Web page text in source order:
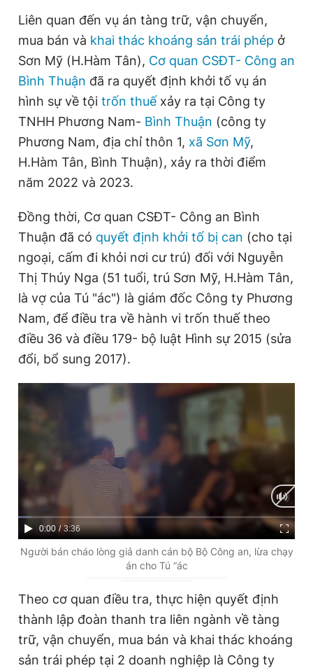
Tiện ích Bạn cần biết
Thông tin tòa soạn Liên hệ quảng cáo
Đọc Thanh Niên trên điện thoại
Theo dõi báo trên
Hotline
0906 645 777
Liên hệ quảng cáo
0908 780 404
RSS Chính sách bảo
Phó tổng biên tập thường trực: Hải Thành
Phó tổng biên tập: Lâm Hiếu Dũng
Phó tổng biên tập: Trần Việt Hưng
Giấy phép xuất bản số 110/GP - BTTTT cấp ngày 24.3.2020
© 2003-2026 Bản quyền thuộc về Báo Thanh Niên. Cấm sao
chép dưới mọi hình thức nếu không có sự chấp thuận bằng văn
bản. Phát triển bởi ePi Technologies, JSC.
Liên quan đến vụ án tàng trữ, vận chuyển,
mua bán và khai thác khoáng sản trái phép ở
Sơn Mỹ (H.Hàm Tân), Cơ quan CSĐT- Công an
Bình Thuận đã ra quyết định khởi tố vụ án
hình sự về tội trốn thuế xảy ra tại Công ty
TNHH Phương Nam- Bình Thuận (công ty
Phương Nam, địa chỉ thôn 1, xã Sơn Mỹ,
H.Hàm Tân, Bình Thuận), xảy ra thời điểm
năm 2022 và 2023.
Đồng thời, Cơ quan CSĐT- Công an Bình
Thuận đã có quyết định khởi tố bị can (cho tại
ngoại, cấm đi khỏi nơi cư trú) đối với Nguyễn
Thị Thúy Nga (51 tuổi, trú Sơn Mỹ, H.Hàm Tân,
là vợ của Tú "ác") là giám đốc Công ty Phương
Nam, để điều tra về hành vi trốn thuế theo
điều 36 và điều 179- bộ luật Hình sự 2015 (sửa
đổi, bổ sung 2017).
C
u
0:00 / D
u
t
3:36
Người bán cháo lòng giả danh cán bộ Bộ Công an, lừa chạy
án cho Tú “ác
Theo cơ quan điều tra, thực hiện quyết định
thành lập đoàn thanh tra liên ngành về tàng
trữ, vận chuyển, mua bán và khai thác khoáng
sản trái phép tại 2 doanh nghiệp là Công ty